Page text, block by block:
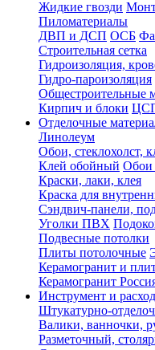
Жидкие гвозди
Пиломатериалы
ДВП и ДСП ОСБ
Строительная сетка
Гидроизоляция,
Гидро-пароизоляция
Общестроительные
Кирпич и блоки
Отделочные
Линолеум
Обои, стеклохолст,
Клей обойный Обои
Краски, лаки, клея
Краска для
Сэндвич-панели,
Уголки ПВХ
Подвесные потолки
Плиты потолочные
Керамогранит и
Керамогранит
Инструмент и
Штукатурно-
Валики, ванночки,
Разметочный,